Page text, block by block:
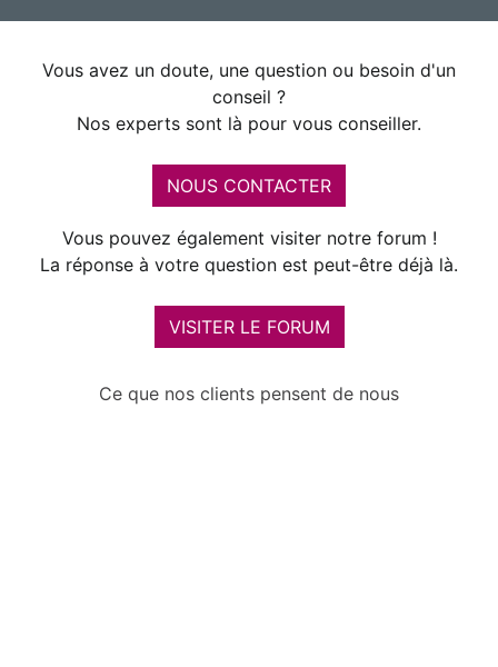
Vous avez un doute, une question ou besoin d'un
conseil ?
Nos experts sont là pour vous conseiller.
NOUS CONTACTER
Vous pouvez également visiter notre forum !
La réponse à votre question est peut-être déjà là.
VISITER LE FORUM
Ce que nos clients pensent de nous